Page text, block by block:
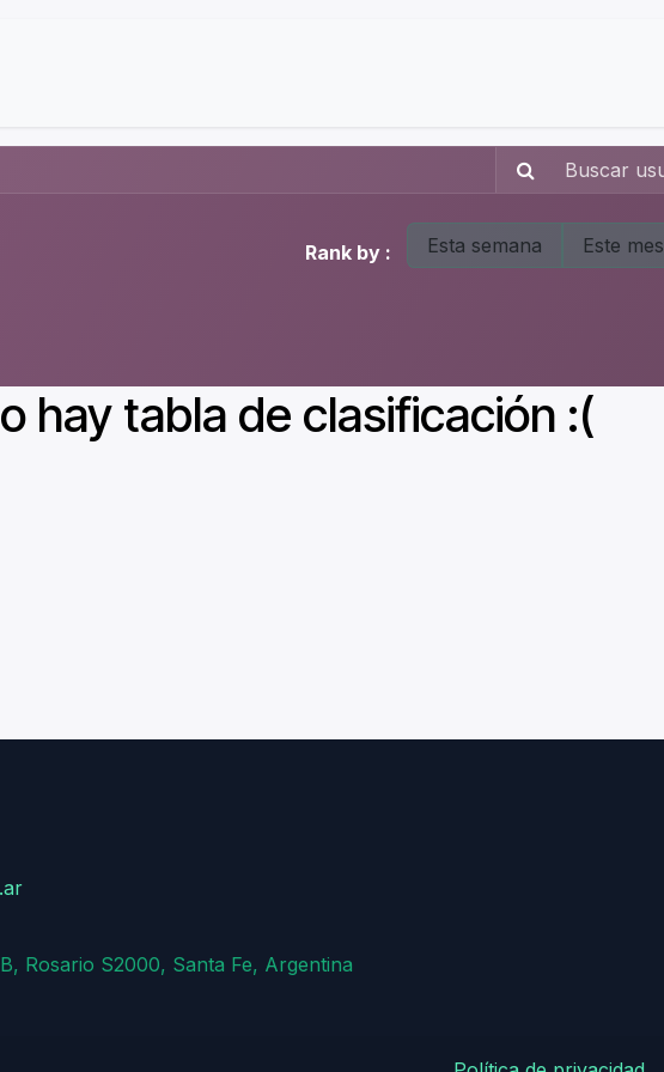
Rank by : Esta semana Este mes
hay tabla de clasificación :(
Rosario S2000, Santa Fe, Argentina